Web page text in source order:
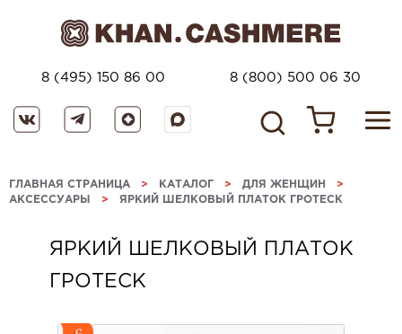
8 (495) 150 86 00 8 (800) 500 06 30
ГЛАВНАЯ СТРАНИЦА > КАТАЛОГ > ДЛЯ ЖЕНЩИН >
АКСЕССУАРЫ > ЯРКИЙ ШЕЛКОВЫЙ ПЛАТОК ГРОТЕСК
ЯРКИЙ ШЕЛКОВЫЙ ПЛАТОК
ГРОТЕСК